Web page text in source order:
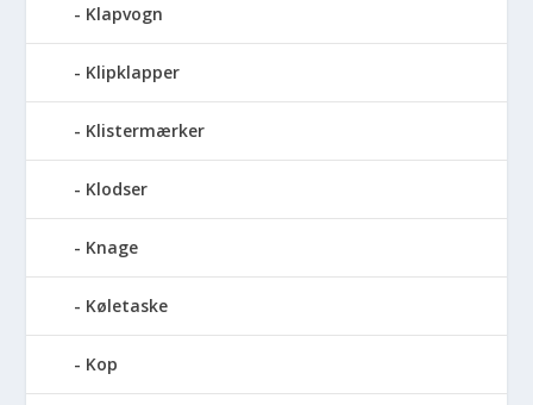
Klapvogn
Klipklapper
Klistermærker
Klodser
Knage
Køletaske
Kop